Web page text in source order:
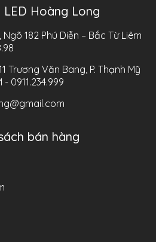
LED Hoàng Long
Ngõ 182 Phú Diễn – Bắc Từ Liêm
Trương Văn Bang, P. Thạnh Mỹ
- 0911.234.999
bán hàng